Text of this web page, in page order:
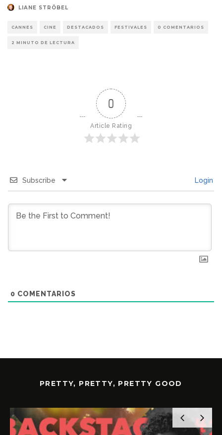
LIANE STRÖBEL
CANNES CINE DESTACADOS FESTIVALES 0 COMENTARIOS
2 MINUTO DE LECTURA
0
Article Rating
Subscribe Login
0 COMENTARIOS
PRETTY, PRETTY, PRETTY GOOD